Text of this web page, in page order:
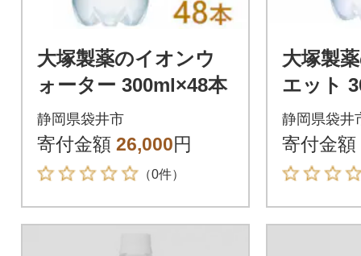
大塚製薬のイオンウ
ォーター 300ml×48本
静岡県袋井市
寄付金額 26,000円
（0件）
大塚製
エット
静岡県袋井
寄付金額